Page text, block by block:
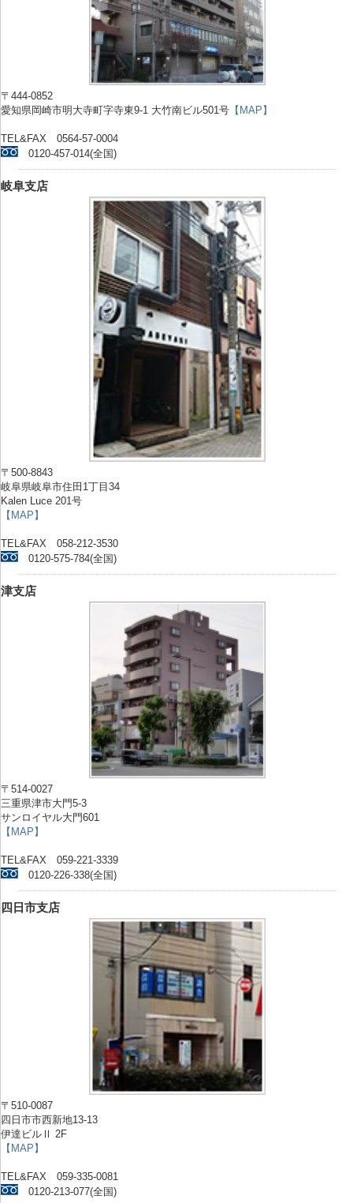
〒444-0852
愛知県岡崎市明大寺町字寺東9-1 大竹南ビル501号 【MAP】
TEL&FAX 0564-57-0004
0120-457-014(全国)
岐阜支店
〒500-8843
岐阜県岐阜市住田1丁目34
Kalen Luce 201号
【MAP】
TEL&FAX 058-212-3530
0120-575-784(全国)
津支店
〒514-0027
三重県津市大門5-3
サンロイヤル大門601
【MAP】
TEL&FAX 059-221-3339
0120-226-338(全国)
四日市支店
〒510-0087
四日市市西新地13-13
伊達ビルⅡ 2F
【MAP】
TEL&FAX 059-335-0081
0120-213-077(全国)